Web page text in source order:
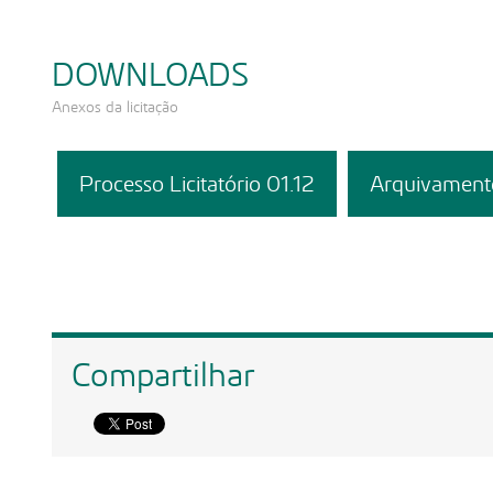
DOWNLOADS
Anexos da licitação
Processo Licitatório 01.12
Compartilhar